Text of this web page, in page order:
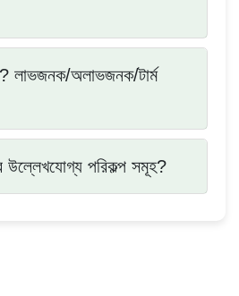
লাভজনক/অলাভজনক/টার্ম
পরিকল্প সমূহ?